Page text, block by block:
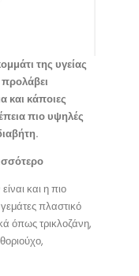
της υγείας
και κάποιες
πιο υψηλές
και η πιο
πλαστικό
όπως τρικλοζάνη,